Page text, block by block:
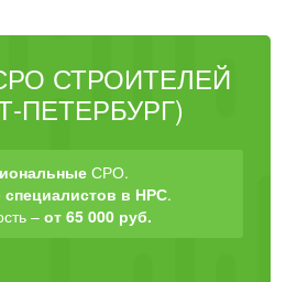
СТРОИТЕЛЕЙ
ПЕТЕРБУРГ)
СРО.
специалистов в НРС.
–от 65 000 руб.